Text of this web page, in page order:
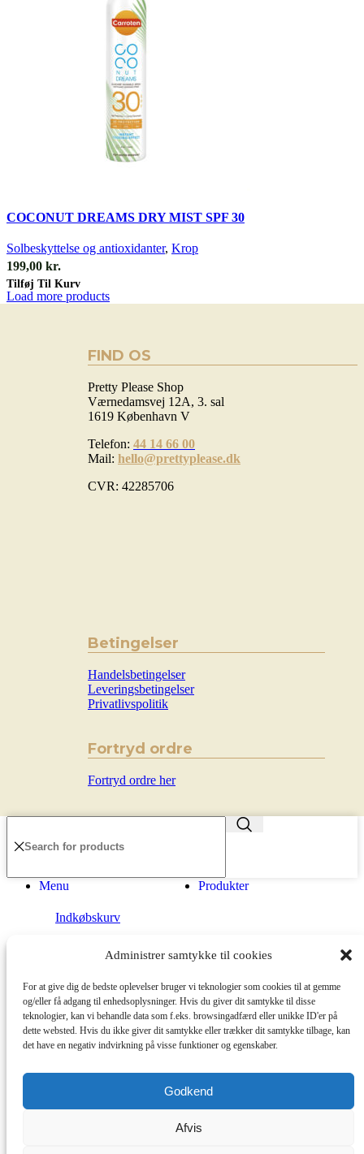
Administrer samtykke til cookies
For at give dig de bedste oplevelser bruger vi teknologier som cookies til at gemme
og/eller få adgang til enhedsoplysninger. Hvis du giver dit samtykke til disse
teknologier, kan vi behandle data som f.eks. browsingadfærd eller unikke ID'er på
dette websted. Hvis du ikke giver dit samtykke eller trækker dit samtykke tilbage, kan
det have en negativ indvirkning på visse funktioner og egenskaber.
Godkend
Afvis
COCONUT DREAMS DRY MIST SPF 30
Solbeskyttelse og antioxidanter, Krop
199,00 kr.
Tilføj Til Kurv
Load more products
FIND OS
Pretty Please Shop
Værnedamsvej 12A, 3. sal
1619 København V
Telefon: 44 14 66 00
Mail: hello@prettyplease.dk
CVR: 42285706
Betingelser
Handelsbetingelser
Leveringsbetingelser
Privatlivspolitik
Fortryd ordre
Fortryd ordre her
Menu Produkter
Indkøbskurv
Gavekort